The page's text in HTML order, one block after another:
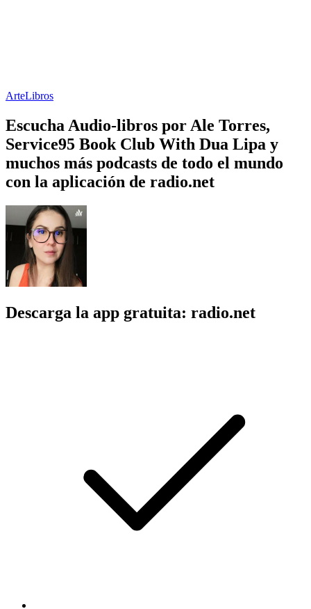
ArteLibros
Escucha Audio-libros por Ale Torres,
Service95 Book Club With Dua Lipa y
muchos más podcasts de todo el mundo
con la aplicación de radio.net
Descarga la app gratuita: radio.net